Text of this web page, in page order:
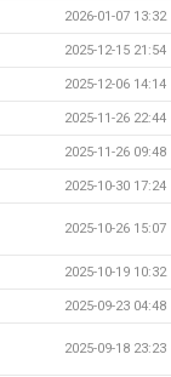
2026-01-07 13:32
2025-12-15 21:54
2025-12-06 14:14
2025-11-26 22:44
2025-11-26 09:48
2025-10-30 17:24
2025-10-26 15:07
2025-10-19 10:32
2025-09-23 04:48
2025-09-18 23:23